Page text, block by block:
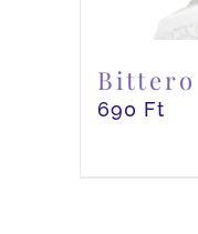
Bittero
690 Ft